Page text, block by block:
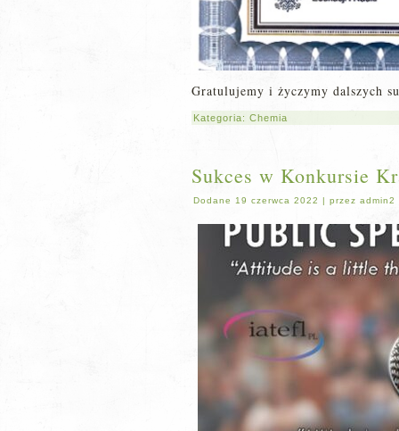
Gratulujemy i życzymy dalszych
Kategoria: Chemia
Sukces w Konkursie
Dodane 19 czerwca 2022 | przez admin2